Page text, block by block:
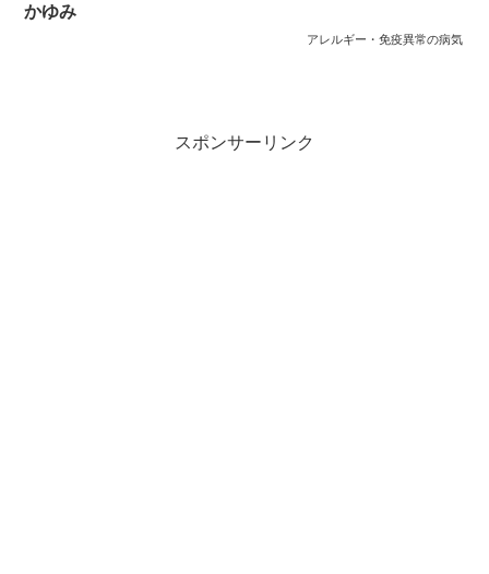
かゆみ
アレルギー・免疫異常の病気
スポンサーリンク